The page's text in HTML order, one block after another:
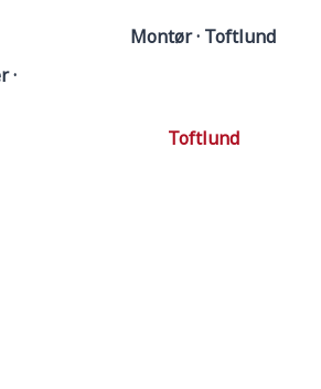
·
Montør · Toftlund
Toftlund